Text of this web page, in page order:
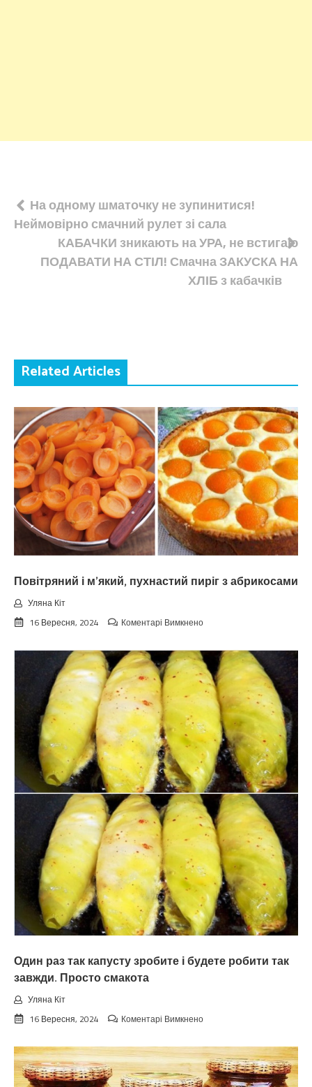
Навігація
записів
На одному шматочку не зупинитися!
Неймовірно смачний рулет зі сала
КАБАЧКИ зникають на УРА, не встигаю
ПОДАВАТИ НА СТІЛ! Смачна ЗАКУСКА НА
ХЛІБ з кабачків
Related Articles
Повітряний і м’який, пухнастий пиріг з абрикосами
Уляна Кіт
16 Вересня, 2024
Коментарі Вимкненодо
і
м’який,
пухнастий
пиріг
з
абрикосами
Один раз так капусту зробите і будете робити так
завжди. Просто смакота
Уляна Кіт
16 Вересня, 2024
Коментарі Вимкненодо
раз
так
капусту
зробите